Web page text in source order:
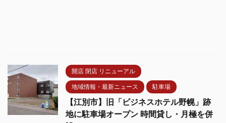
開店 閉店 リニューアル
地域情報・最新ニュース 駐車場
【江別市】旧「ビジネスホテル野幌」跡
地に駐車場オープン 時間貸し・月極を併